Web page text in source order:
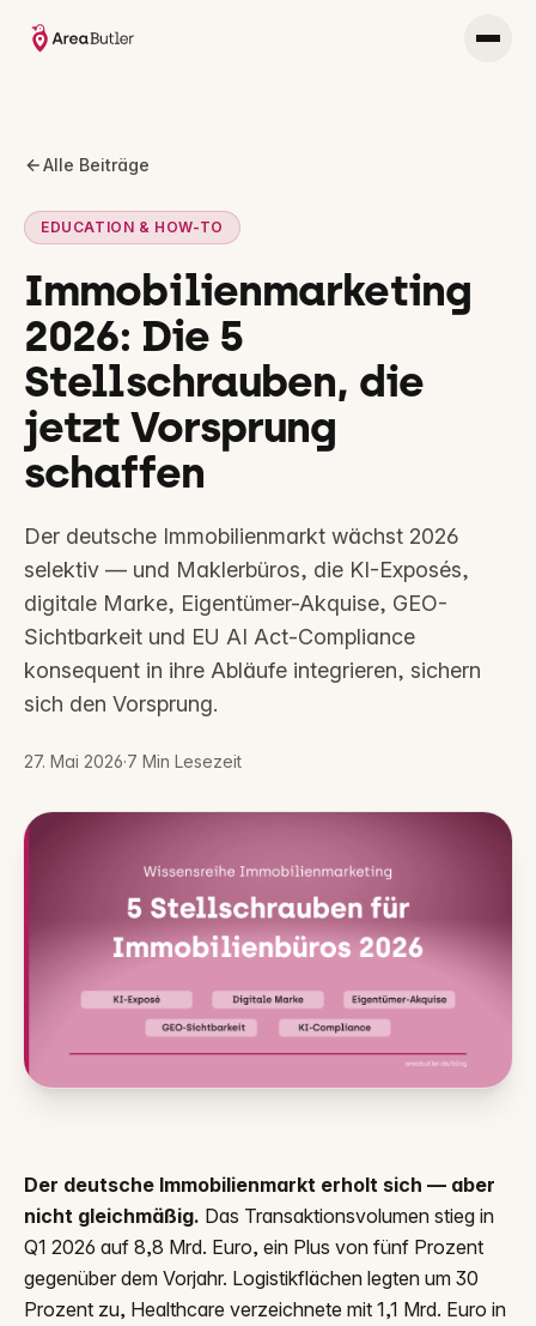
Alle Beiträge
EDUCATION & HOW-TO
Immobilienmarketing
2026: Die 5
Stellschrauben, die
jetzt Vorsprung
schaffen
Der deutsche Immobilienmarkt wächst 2026
selektiv — und Maklerbüros, die KI-Exposés,
digitale Marke, Eigentümer-Akquise, GEO-
Sichtbarkeit und EU AI Act-Compliance
konsequent in ihre Abläufe integrieren, sichern
sich den Vorsprung.
27. Mai 2026·7 Min Lesezeit
Der deutsche Immobilienmarkt erholt sich — aber
nicht gleichmäßig. Das Transaktionsvolumen stieg in
Q1 2026 auf 8,8 Mrd. Euro, ein Plus von fünf Prozent
gegenüber dem Vorjahr. Logistikflächen legten um 30
Prozent zu, Healthcare verzeichnete mit 1,1 Mrd. Euro in